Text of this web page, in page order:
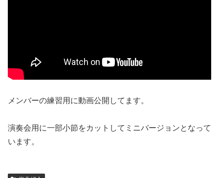
メンバーの練習用に動画公開してます。
演奏会用に一部小節をカットしてミニバージョンとなって
います。